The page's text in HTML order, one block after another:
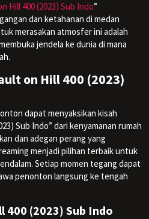
Hill 400 (2023) Sub Indo”
dan ketahanan di medan
merasakan atmosfer ini adalah
jendela ke dunia di mana
on Hill 400 (2023)
dapat menyaksikan kisah
Sub Indo” dari kenyamanan rumah
dan adegan perang yang
menjadi pilihan terbaik untuk
Setiap momen tegang dapat
penonton langsung ke tengah
400 (2023) Sub Indo